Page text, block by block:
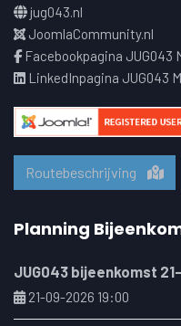
jug043.nl
JoomlaCommunity.nl
Facebookpagina JUG043
LinkedInpagina JUG043
Routebeschrijving
Planning
JUG043 bijeenkomst
21-09-2026 19:00